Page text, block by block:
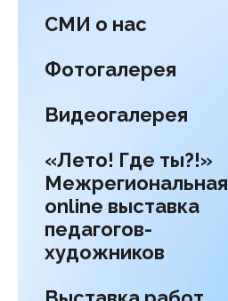
СМИ о нас
Фотогалерея
Видеогалерея
«Лето! Где ты?!»
Межрегиональная
online выставка
педагогов-
художников